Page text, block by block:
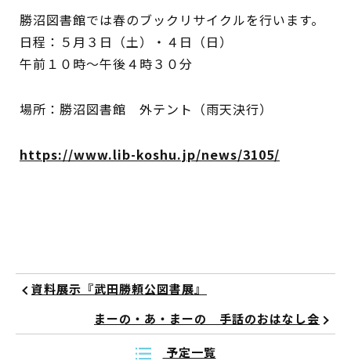
勝沼図書館では春のブックリサイクルを行います。
日程：５月３日（土）・４日（日）
午前１０時～午後４時３０分
場所：勝沼図書館 外テント（雨天決行）
https://www.lib-koshu.jp/news/3105/
資料展示『武田勝頼公図書展』
まーの・あ・まーの 手話のおはなし会
予定一覧
甘草屋敷子ども図書館
読書アニマシオン
図書館地図PDF
スポンサー企業
リンク集